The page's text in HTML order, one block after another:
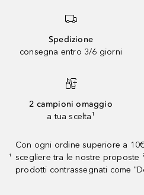
Spedizione
consegna entro 3/6 giorni
2 campioni omaggio
a tua scelta¹
¹
Con ogni ordine superiore a
scegliere tra le nostre proposte
prodotti contrassegnati come